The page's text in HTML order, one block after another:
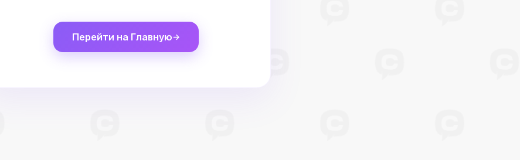
Перейти на Главную→